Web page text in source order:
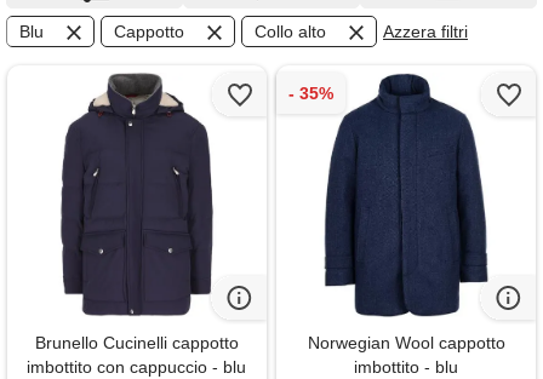
Blu Cappotto Collo alto Azzera filtri
Brunello Cucinelli cappotto
imbottito con cappuccio - blu
Norwegian Wool cappotto
imbottito - blu